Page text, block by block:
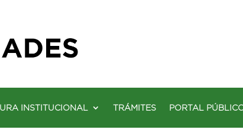
INSTITUCIONAL TRÁMITES PORTAL